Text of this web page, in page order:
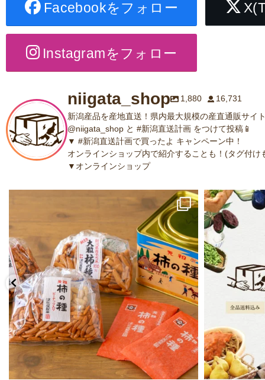
Facebookをフォロー
Instagramをフォロー
niigata_shop 1,880
16,731
新潟産品を産地直送！県内最大規模の産直通販サイ
@niigata_shop と #新潟直送計画 をつけて投稿📱
▼ #新潟直送計画で買ったよ キャンペーン中！
オンラインショップ内で紹介することも！(タグ付け
▼オンラインショップ